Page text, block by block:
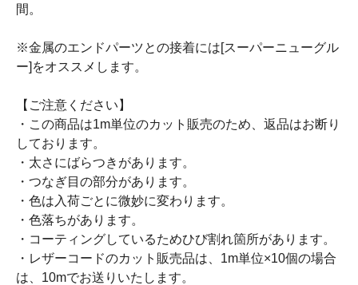
間。
※金属のエンドパーツとの接着には[スーパーニューグル
ー]をオススメします。
【ご注意ください】
・この商品は1m単位のカット販売のため、返品はお断り
しております。
・太さにばらつきがあります。
・つなぎ目の部分があります。
・色は入荷ごとに微妙に変わります。
・色落ちがあります。
・コーティングしているためひび割れ箇所があります。
・レザーコードのカット販売品は、1m単位×10個の場合
は、10mでお送りいたします。